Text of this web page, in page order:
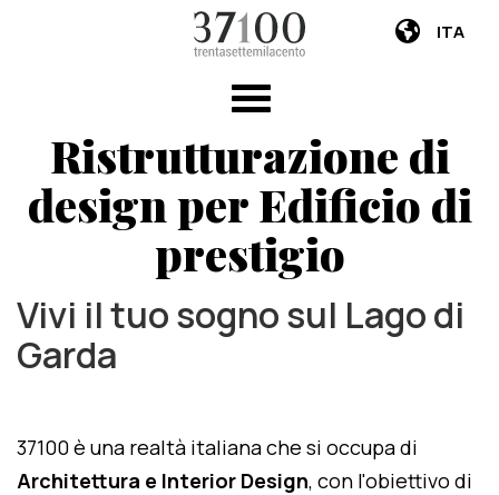
ITA
Ristrutturazione di
design per Edificio di
prestigio
Vivi il tuo sogno sul Lago di
Garda
37100 è una realtà italiana che si occupa di
Architettura e Interior Design, con l'obiettivo di